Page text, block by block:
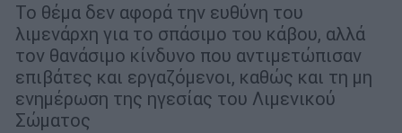
Το θέμα δεν αφορά την ευθύνη του
λιμενάρχη για το σπάσιμο του κάβου, αλλά
τον θανάσιμο κίνδυνο που αντιμετώπισαν
επιβάτες και εργαζόμενοι, καθώς και τη μη
ενημέρωση της ηγεσίας του Λιμενικού
Σώματος